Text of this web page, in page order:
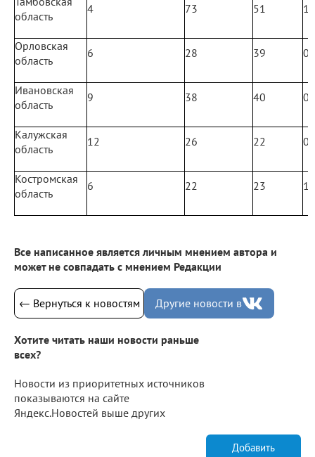
область
4 73 51 1
Орловская
область
6 28 39 0
Ивановская
область
9 38 40 0
Калужская
область
12 26 22 0
Костромская
область
6 22 23 1
Все написанное является личным мнением автора и
может не совпадать с мнением Редакции
← Вернуться к новостям Другие новости в
Хотите читать наши новости раньше
всех?
Новости из приоритетных источников
показываются на сайте
Яндекс.Новостей выше других
Добавить